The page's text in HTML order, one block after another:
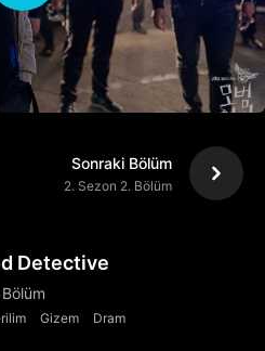
Sonraki Bölüm
2. Sezon 2. Bölüm
Detective
Gizem Dram